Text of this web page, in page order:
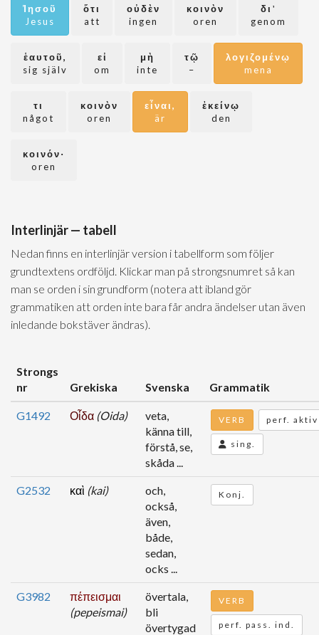
Ἰησοῦ
Jesus
ὅτι
att
οὐδὲν
ingen
κοινὸν
oren
δι᾽
genom
ἑαυτοῦ,
sig själv
εἰ
om
μὴ
inte
τῷ
–
λογιζομένῳ
mena
τι
något
κοινὸν
oren
εἶναι,
är
ἐκείνῳ
den
κοινόν·
oren
Interlinjär — tabell
Nedan finns en interlinjär version i tabellform som följer
grundtextens ordföljd. Klickar man på strongsnumret så kan
man se orden i sin grundform (notera att ibland gör
grammatiken att orden inte bara får andra ändelser utan även
inledande bokstäver ändras).
Strongs
nr
Grekiska Svenska Grammatik
G1492 Οἶδα (Oida)
veta,
känna till,
förstå, se,
skåda ...
VERB perf.
sing.
G2532 καὶ (kai)
och,
också,
även,
både,
sedan,
ocks ...
Konj.
G3982
πέπεισμαι
(pepeismai)
övertala,
bli
övertygad
VERB
perf. pass. ind.